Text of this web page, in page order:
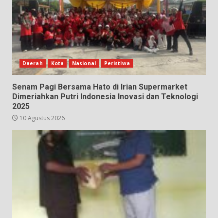
Daerah Kota Nasional Peristiwa
Senam Pagi Bersama Hato di Irian Supermarket
Dimeriahkan Putri Indonesia Inovasi dan Teknologi
2025
10 Agustus 2026